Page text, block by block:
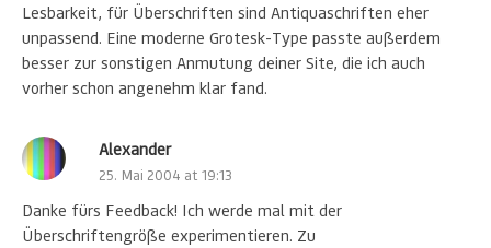
Lesbarkeit, für Überschriften sind Antiquaschriften eher
unpassend. Eine moderne Grotesk-Type passte außerdem
besser zur sonstigen Anmutung deiner Site, die ich auch
vorher schon angenehm klar fand.
Alexander
25. Mai 2004 at 19:13
Danke fürs Feedback! Ich werde mal mit der
Überschriftengröße experimentieren. Zu